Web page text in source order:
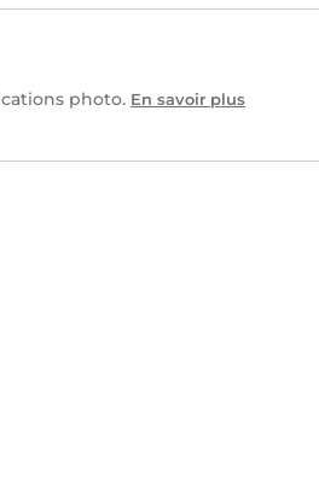
photo. En savoir plus